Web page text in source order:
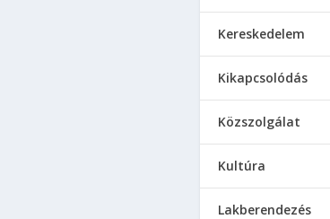
Kereskedelem
Kikapcsolódás
Közszolgálat
Kultúra
Lakberendezés